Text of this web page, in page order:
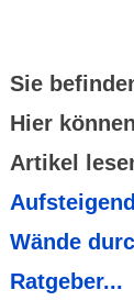
Sie
Hier
Artikel
Wände
Ratgeber...